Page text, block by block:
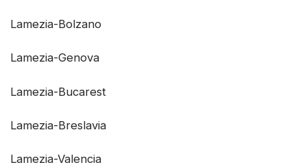
Lamezia-Bolzano
Lamezia-Genova
Lamezia-Bucarest
Lamezia-Breslavia
Lamezia-Valencia